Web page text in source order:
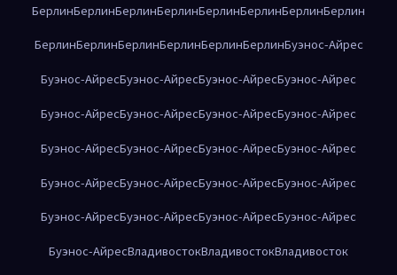
БерлинБерлинБерлинБерлинБерлинБерлинБерлинБерлин
БерлинБерлинБерлинБерлинБерлинБерлинБуэнос-Айрес
Буэнос-АйресБуэнос-АйресБуэнос-АйресБуэнос-Айрес
Буэнос-АйресБуэнос-АйресБуэнос-АйресБуэнос-Айрес
Буэнос-АйресБуэнос-АйресБуэнос-АйресБуэнос-Айрес
Буэнос-АйресБуэнос-АйресБуэнос-АйресБуэнос-Айрес
Буэнос-АйресБуэнос-АйресБуэнос-АйресБуэнос-Айрес
Буэнос-АйресВладивостокВладивостокВладивосток